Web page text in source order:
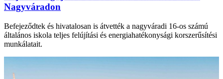
Nagyváradon
Befejeződtek és hivatalosan is átvették a nagyváradi 16-os számú
általános iskola teljes felújítási és energiahatékonysági korszerűsítési
munkálatait.